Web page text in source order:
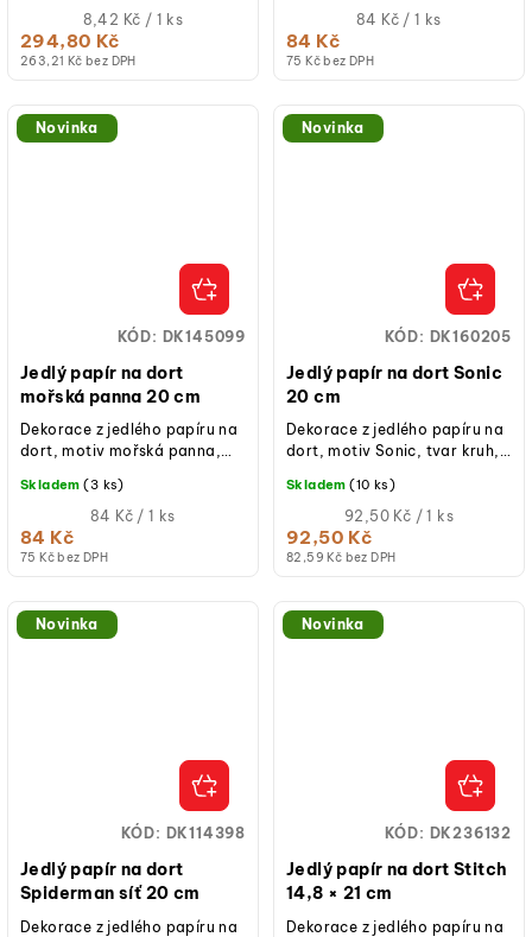
263,21 Kč bez DPH
294,80 Kč
Měrná
cena:
8,42 Kč / 1 ks
75 Kč bez DPH
84 Kč
Měrná
84 Kč / 1 ks
přidaného...
Novinka
Jedlý papír na dort
mořská panna 20 cm
75 Kč bez DPH
84 Kč
Měrná
84 Kč / 1 ks
Skladem (3 ks)
Dekorace z jedlého papíru na
dort, motiv mořská panna,
lepku, bez laktózy, bez
přidaného...
KÓD: DK145099
Novinka
Jedlý papír na dort Sonic
20 cm
82,59 Kč bez DPH
92,50 Kč
Měrná
cena:
92,50 Kč / 1 ks
Skladem (10 ks)
Dekorace z jedlého papíru na
dort, motiv Sonic, tvar kruh,
laktózy, bez přidaného cukru.
KÓD: DK160205
Novinka
Jedlý papír na dort
Spiderman síť 20 cm
Dekorace z jedlého papíru na
KÓD: DK114398
Novinka
Jedlý papír na dort Stitch
14,8 × 21 cm
Dekorace z jedlého papíru na
KÓD: DK236132